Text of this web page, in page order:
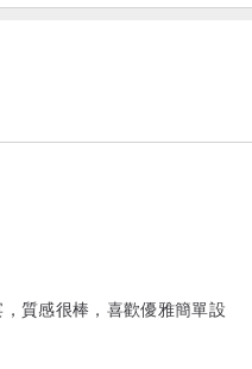
質感很棒，喜歡優雅簡單設